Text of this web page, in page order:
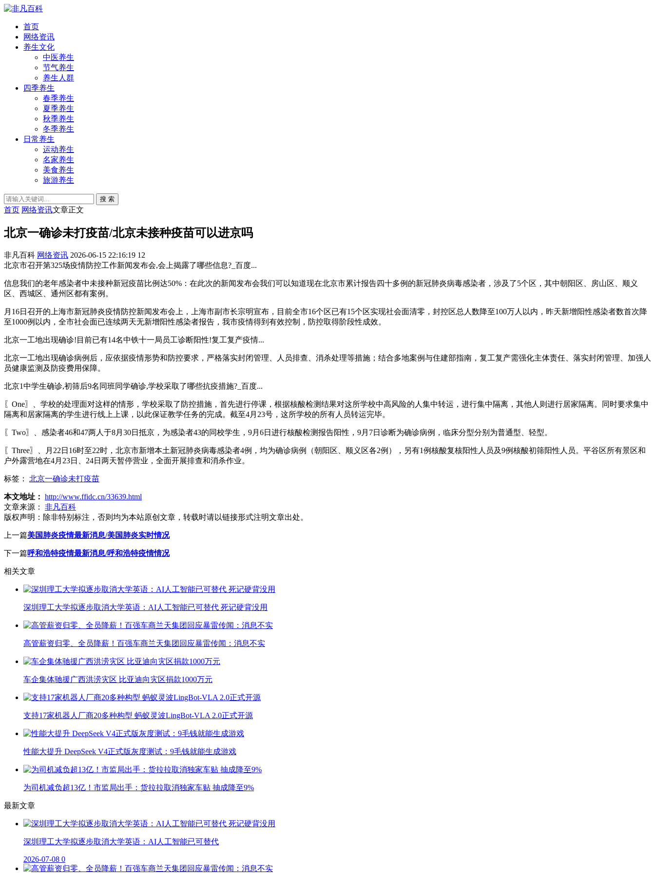
首页
网络资讯
养生文化
中医养生
节气养生
养生人群
四季养生
春季养生
夏季养生
秋季养生
冬季养生
日常养生
运动养生
名家养生
美食养生
旅游养生
搜 索
首页 网络资讯文章正文
北京一确诊未打疫苗/北京未接种疫苗可以进京吗
非凡百科 网络资讯 2026-06-15 22:16:19 12
北京市召开第325场疫情防控工作新闻发布会,会上揭露了哪些信息?_百度...
信息我们的老年感染者中未接种新冠疫苗比例达50%：在此次的新闻发布会我们可以知道现在北京市累计报告四十多例的新冠肺炎病毒感染者，涉及了5个区，其中朝阳区、房山区、顺义
区、西城区、通州区都有案例。
月16日召开的上海市新冠肺炎疫情防控新闻发布会上，上海市副市长宗明宣布，目前全市16个区已有15个区实现社会面清零，封控区总人数降至100万人以内，昨天新增阳性感染者数首次降
至1000例以内，全市社会面已连续两天无新增阳性感染者报告，我市疫情得到有效控制，防控取得阶段性成效。
北京一工地出现确诊!目前已有14名中铁十一局员工诊断阳性!复工复产疫情...
北京一工地出现确诊病例后，应依据疫情形势和防控要求，严格落实封闭管理、人员排查、消杀处理等措施；结合多地案例与住建部指南，复工复产需强化主体责任、落实封闭管理、加强人
员健康监测及防疫费用保障。
北京1中学生确诊,初筛后9名同班同学确诊,学校采取了哪些抗疫措施?_百度...
〖One〗、学校的处理面对这样的情形，学校采取了防控措施，首先进行停课，根据核酸检测结果对这所学校中高风险的人集中转运，进行集中隔离，其他人则进行居家隔离。同时要求集中
隔离和居家隔离的学生进行线上上课，以此保证教学任务的完成。截至4月23号，这所学校的所有人员转运完毕。
〖Two〗、感染者46和47两人于8月30日抵京，为感染者43的同校学生，9月6日进行核酸检测报告阳性，9月7日诊断为确诊病例，临床分型分别为普通型、轻型。
〖Three〗、月22日16时至22时，北京市新增本土新冠肺炎病毒感染者4例，均为确诊病例（朝阳区、顺义区各2例），另有1例核酸复核阳性人员及9例核酸初筛阳性人员。平谷区所有景区和
户外露营地在4月23日、24日两天暂停营业，全面开展排查和消杀作业。
标签： 北京一确诊未打疫苗
本文地址： http://www.ffidc.cn/33639.html
文章来源：
非凡百科
版权声明： 除非特别标注，否则均为本站原创文章，转载时请以链接形式注明文章出处。
上一篇美国肺炎疫情最新消息/美国肺炎实时情况
下一篇呼和浩特疫情最新消息/呼和浩特疫情情况
相关文章
深圳理工大学拟逐步取消大学英语：AI人工智能已可替代 死记硬背没用
高管薪资归零、全员降薪！百强车商兰天集团回应暴雷传闻：消息不实
车企集体驰援广西洪涝灾区 比亚迪向灾区捐款1000万元
支持17家机器人厂商20多种构型 蚂蚁灵波LingBot-VLA 2.0正式开源
性能大提升 DeepSeek V4正式版灰度测试：9毛钱就能生成游戏
为司机减负超13亿！市监局出手：货拉拉取消独家车贴 抽成降至9%
最新文章
深圳理工大学拟逐步取消大学英语：AI人工智能已可替代
2026-07-08 0